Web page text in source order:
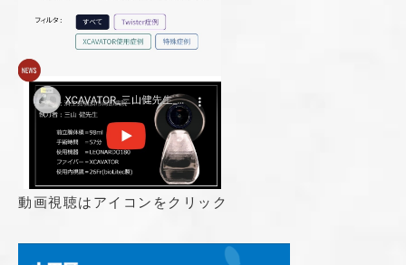
動画視聴はアイコンをクリック